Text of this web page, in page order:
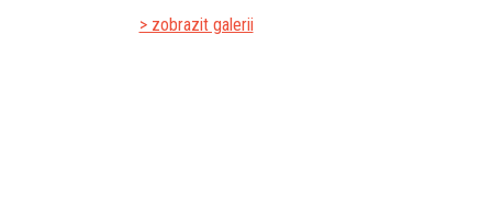
> zobrazit galerii